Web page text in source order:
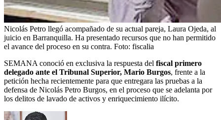
Nicolás Petro llegó acompañado de su actual pareja, Laura Ojeda, al
juicio en Barranquilla. Ha presentado recursos que no han permitido
el avance del proceso en su contra. Foto: fiscalia
SEMANA conoció en exclusiva la respuesta del fiscal primero
delegado ante el Tribunal Superior, Mario Burgos, frente a la
petición hecha recientemente para que entregara las pruebas a la
defensa de Nicolás Petro Burgos, en el proceso que se adelanta por
los delitos de lavado de activos y enriquecimiento ilícito.